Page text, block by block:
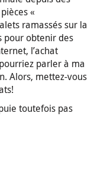
«
ramassés sur la
pour obtenir des
l’achat
parler à ma
Alors, mettez-vous
toutefois pas